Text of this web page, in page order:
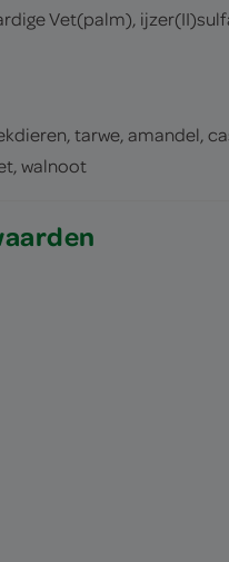
Vet(palm),
tarwe, amandel,
walnoot